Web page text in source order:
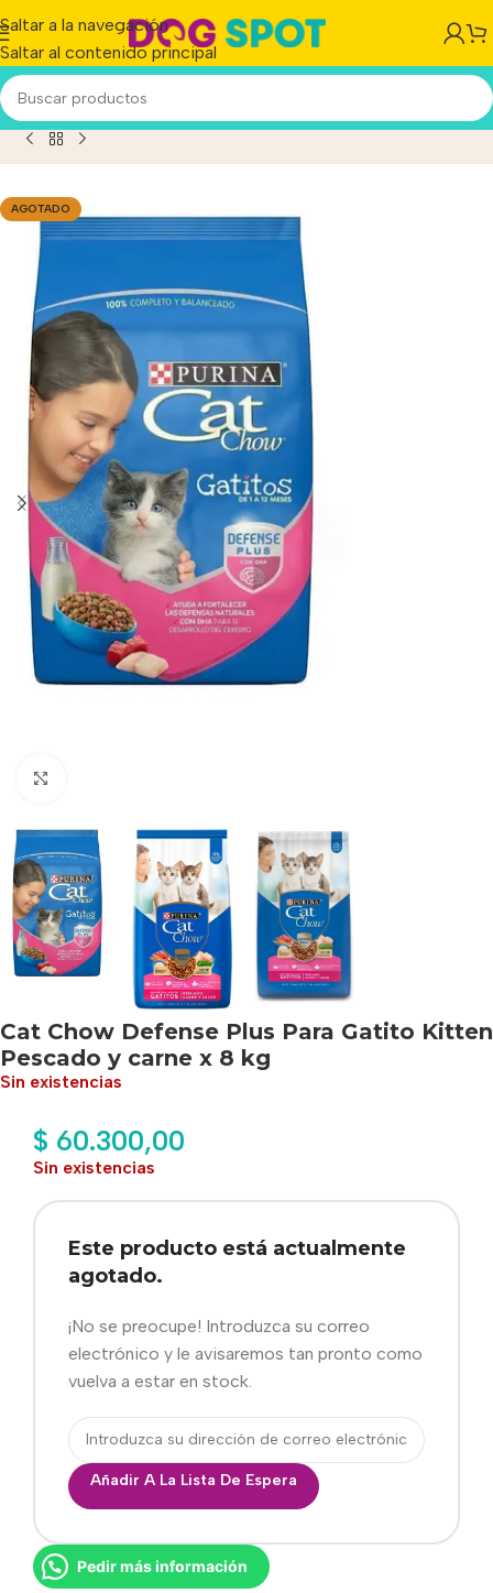
Saltar a la navegación
Saltar al contenido principal
Defense Plus Para Gatito Kitten Pescado y carne x 8 kg
AGOTADO
Cat Chow Defense Plus Para Gatito Kitten
Pescado y carne x 8 kg
Sin existencias
$ 60.300,00
Sin existencias
Este producto está actualmente
agotado.
¡No se preocupe! Introduzca su correo
electrónico y le avisaremos tan pronto como
vuelva a estar en stock.
Añadir A La Lista De Espera
Pedir más información